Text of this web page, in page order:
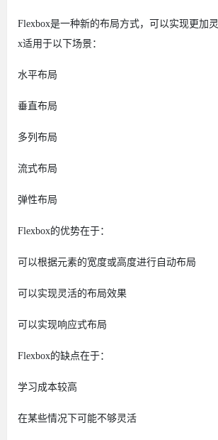
Flexbox是一种新的布局方式，可以实现更加
x适用于以下场景：
水平布局
垂直布局
多列布局
流式布局
弹性布局
Flexbox的优势在于：
可以根据元素的宽度或高度进行自动布局
可以实现灵活的布局效果
可以实现响应式布局
Flexbox的缺点在于：
学习成本较高
在某些情况下可能不够灵活